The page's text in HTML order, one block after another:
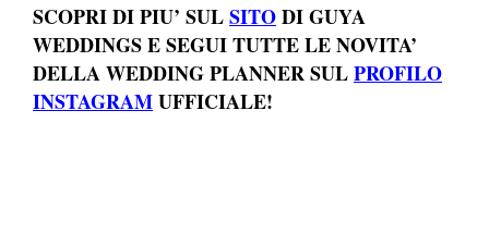
SCOPRI DI PIU’ SULSITODI GUYA
WEDDINGS E SEGUI TUTTE LE NOVITA’
DELLA WEDDING PLANNER SULPROFILO
INSTAGRAMUFFICIALE!